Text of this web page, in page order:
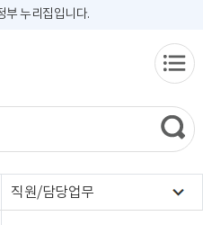
부 누리집입니다.
직원/담당업무